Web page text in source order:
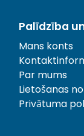
Palīdzība
Mans konts
Par mums
Lietošanas
Privātuma